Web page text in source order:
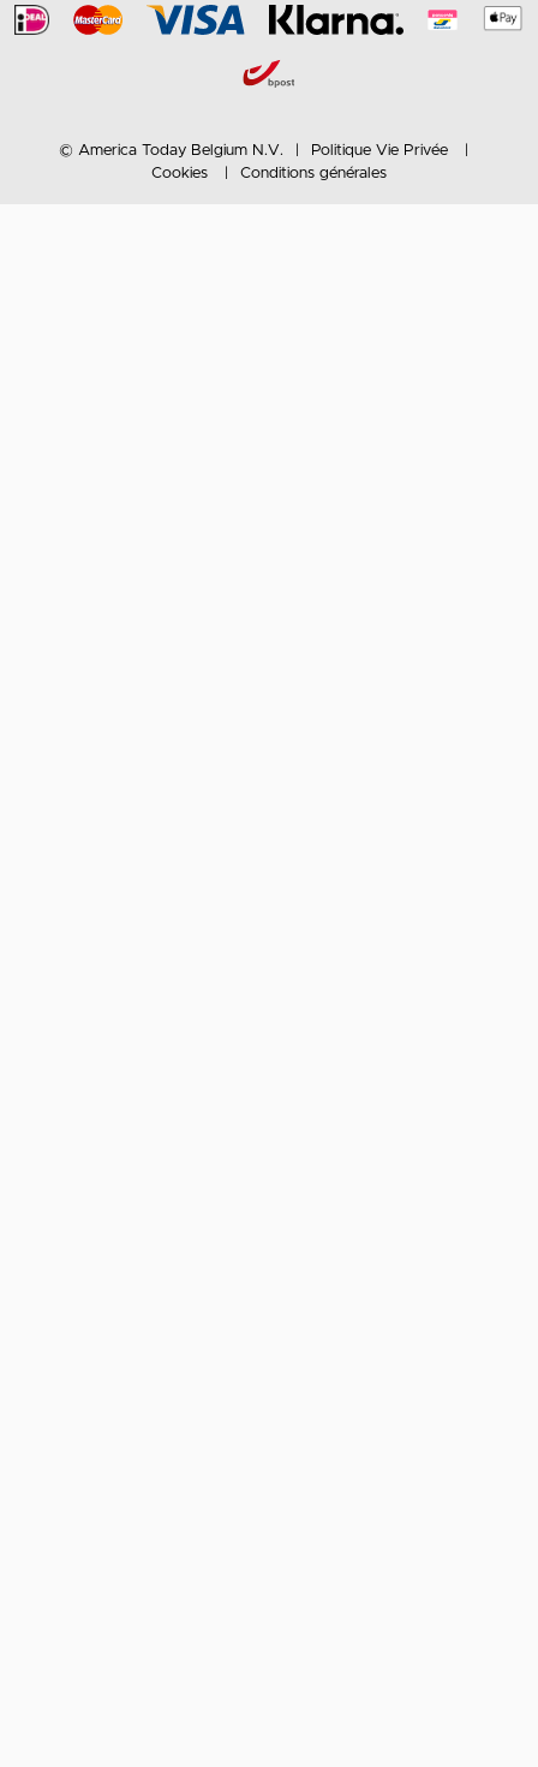
© America Today Belgium N.V.
Politique Vie Privée
Cookies
Conditions générales